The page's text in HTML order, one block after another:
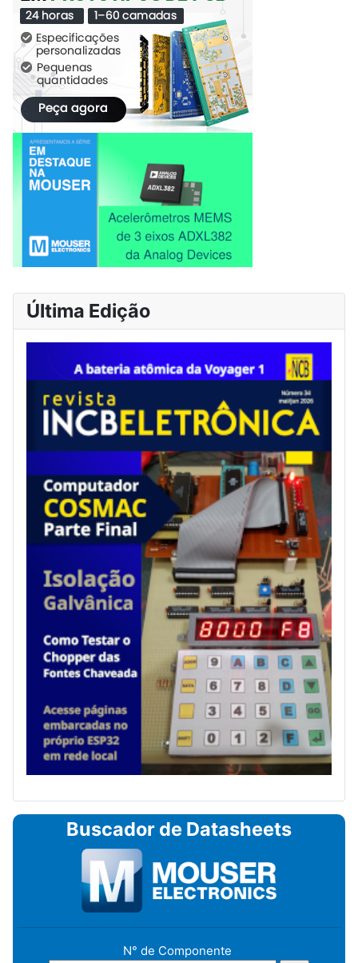
Última Edição
Buscador de Datasheets
N° de Componente